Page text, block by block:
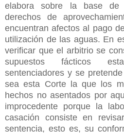
elabora sobre la base de
derechos de
encuentran afectos al pago
utilización de las aguas. En
verificar que el arbitrio se
supuestos fácticos
sentenciadores y se
sea esta Corte la que los
hechos no asentados por
improcedente porque la
casación consiste en
sentencia, esto es, su